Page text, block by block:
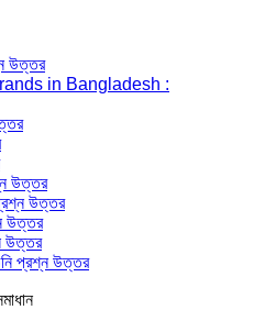
উত্তর
in Bangladesh :
উত্তর
উত্তর
উত্তর
উত্তর
প্রশ্ন উত্তর